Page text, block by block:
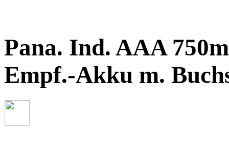
Pana. Ind. AAA
Empf.-Akku m.